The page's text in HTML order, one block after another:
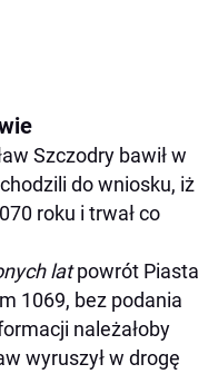
Szczodry bawił w
do wniosku, iż
roku i trwał co
latpowrót Piasta
1069, bez podania
należałoby
wyruszył w drogę